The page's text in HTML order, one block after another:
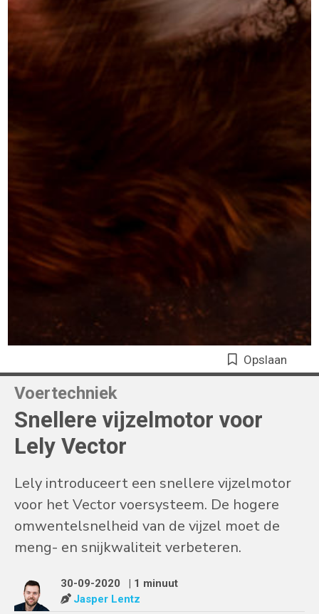
Opslaan
Voertechniek
Snellere vijzelmotor voor
Lely Vector
Lely introduceert een snellere vijzelmotor
voor het Vector voersysteem. De hogere
omwentelsnelheid van de vijzel moet de
meng- en snijkwaliteit verbeteren.
30-09-2020
| 1 minuut
Jasper Lentz